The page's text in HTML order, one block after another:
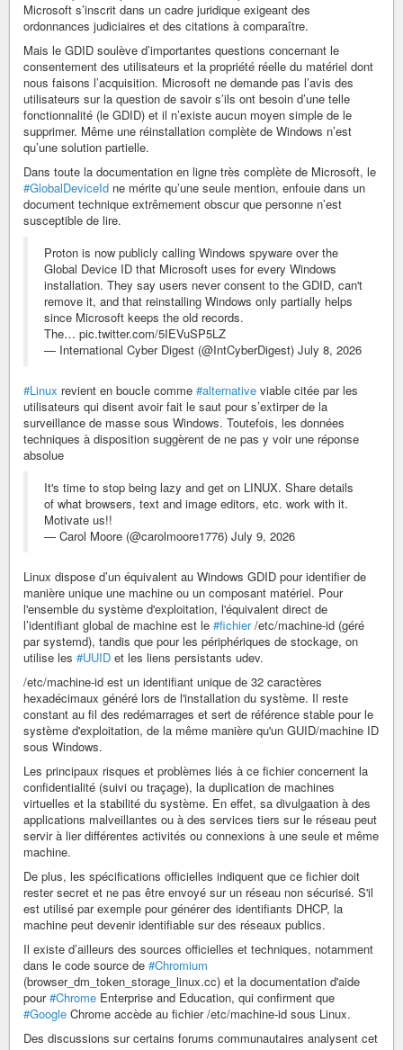
Microsoft s’inscrit dans un cadre juridique exigeant des
ordonnances judiciaires et des citations à comparaître.
Mais le GDID soulève d’importantes questions concernant le
consentement des utilisateurs et la propriété réelle du matériel dont
nous faisons l’acquisition. Microsoft ne demande pas l’avis des
utilisateurs sur la question de savoir s’ils ont besoin d’une telle
fonctionnalité (le GDID) et il n’existe aucun moyen simple de le
supprimer. Même une réinstallation complète de Windows n’est
qu’une solution partielle.
Dans toute la documentation en ligne très complète de Microsoft, le
#GlobalDeviceId ne mérite qu’une seule mention, enfouie dans un
document technique extrêmement obscur que personne n’est
susceptible de lire.
Proton is now publicly calling Windows spyware over the
Global Device ID that Microsoft uses for every Windows
installation. They say users never consent to the GDID, can't
remove it, and that reinstalling Windows only partially helps
since Microsoft keeps the old records.
The… pic.twitter.com/5IEVuSP5LZ
— International Cyber Digest (@IntCyberDigest) July 8, 2026
#Linux revient en boucle comme #alternative viable citée par les
utilisateurs qui disent avoir fait le saut pour s’extirper de la
surveillance de masse sous Windows. Toutefois, les données
techniques à disposition suggèrent de ne pas y voir une réponse
absolue
It's time to stop being lazy and get on LINUX. Share details
of what browsers, text and image editors, etc. work with it.
Motivate us!!
— Carol Moore (@carolmoore1776) July 9, 2026
Linux dispose d’un équivalent au Windows GDID pour identifier de
manière unique une machine ou un composant matériel. Pour
l'ensemble du système d'exploitation, l'équivalent direct de
l’identifiant global de machine est le #fichier/etc/machine-id (géré
par systemd), tandis que pour les périphériques de stockage, on
utilise les #UUID et les liens persistants udev.
/etc/machine-id est un identifiant unique de 32 caractères
hexadécimaux généré lors de l'installation du système. Il reste
constant au fil des redémarrages et sert de référence stable pour le
système d'exploitation, de la même manière qu'un GUID/machine ID
sous Windows.
Les principaux risques et problèmes liés à ce fichier concernent la
confidentialité (suivi ou traçage), la duplication de machines
virtuelles et la stabilité du système. En effet, sa divulgaation à des
applications malveillantes ou à des services tiers sur le réseau peut
servir à lier différentes activités ou connexions à une seule et même
machine.
De plus, les spécifications officielles indiquent que ce fichier doit
rester secret et ne pas être envoyé sur un réseau non sécurisé. S'il
est utilisé par exemple pour générer des identifiants DHCP, la
machine peut devenir identifiable sur des réseaux publics.
Il existe d’ailleurs des sources officielles et techniques, notamment
dans le code source de #Chromium
(browser_dm_token_storage_linux.cc) et la documentation d'aide
pour#Chrome Enterprise and Education, qui confirment que
#Google Chrome accède au fichier /etc/machine-id sous Linux.
Des discussions sur certains forums communautaires analysent cet